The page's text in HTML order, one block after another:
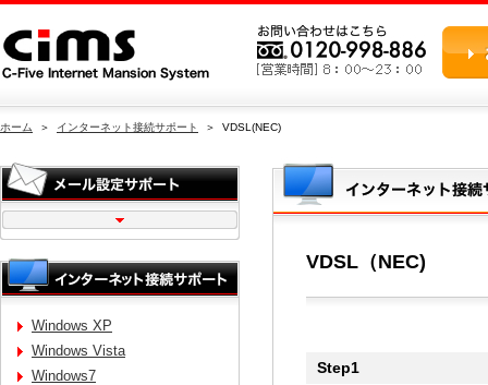
ホーム ＞ インターネット接続サポート ＞ VDSL(NEC)
Windows XP
Windows Vista
Windows7
VDSL（NEC)
Step1